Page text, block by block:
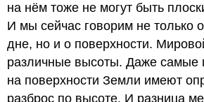
на нём тоже не могут быть
И мы сейчас говорим не только
дне, но и о поверхности.
различные высоты. Даже самые
на поверхности Земли имеют
разброс по высоте. И разница